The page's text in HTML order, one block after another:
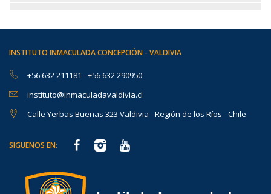
INSTITUTO INMACULADA CONCEPCIÓN - VALDIVIA
+56 632 211181 -+56 632 290950
instituto@inmaculadavaldivia.cl
Calle Yerbas Buenas 323 Valdivia - Región de los Ríos - Chile
SIGUENOS EN: